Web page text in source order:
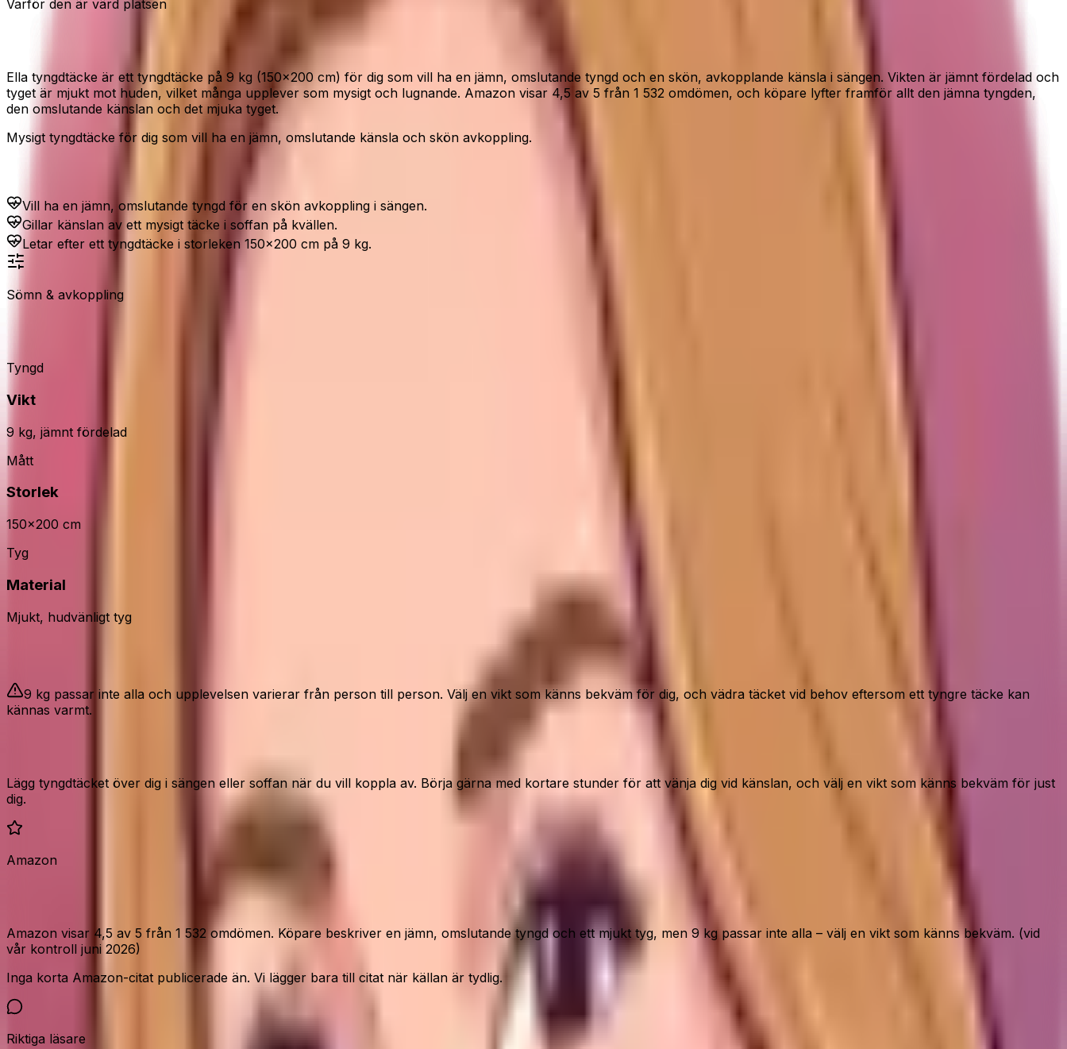
Varför den är värd platsen
Jämn tyngd för en skön avkoppling
Ella tyngdtäcke är ett tyngdtäcke på 9 kg (150x200 cm) för dig som vill ha en jämn, omslutande tyngd och en skön, avkopplande känsla i sängen. Vikten är jämnt fördelad och
tyget är mjukt mot huden, vilket många upplever som mysigt och lugnande. Amazon visar 4,5 av 5 från 1 532 omdömen, och köpare lyfter framför allt den jämna tyngden,
den omslutande känslan och det mjuka tyget.
Mysigt tyngdtäcke för dig som vill ha en jämn, omslutande känsla och skön avkoppling.
Vill ha en jämn, omslutande tyngd för en skön avkoppling i sängen.
Gillar känslan av ett mysigt täcke i soffan på kvällen.
Letar efter ett tyngdtäcke i storleken 150x200 cm på 9 kg.
Sömn & avkoppling
Tyngd
Vikt
9 kg, jämnt fördelad
Mått
Storlek
150x200 cm
Tyg
Material
Mjukt, hudvänligt tyg
9 kg passar inte alla och upplevelsen varierar från person till person. Välj en vikt som känns bekväm för dig, och vädra täcket vid behov eftersom ett tyngre täcke kan
kännas varmt.
Lägg tyngdtäcket över dig i sängen eller soffan när du vill koppla av. Börja gärna med kortare stunder för att vänja dig vid känslan, och välj en vikt som känns bekväm för just
dig.
Amazon
Vad Amazon-köparna säger
Amazon visar 4,5 av 5 från 1 532 omdömen. Köpare beskriver en jämn, omslutande tyngd och ett mjukt tyg, men 9 kg passar inte alla – välj en vikt som känns bekväm. (vid
vår kontroll juni 2026)
Inga korta Amazon-citat publicerade än. Vi lägger bara till citat när källan är tydlig.
Riktiga läsare